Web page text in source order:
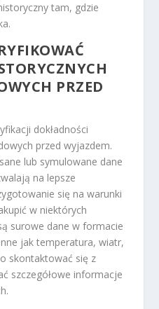
tam, gdzie
PRZED
dokładności
przed wyjazdem.
lub symulowane dane
na lepsze
się na warunki
w niektórych
surowe dane w formacie
jak temperatura, wiatr,
skontaktować się z
szczegółowe informacje